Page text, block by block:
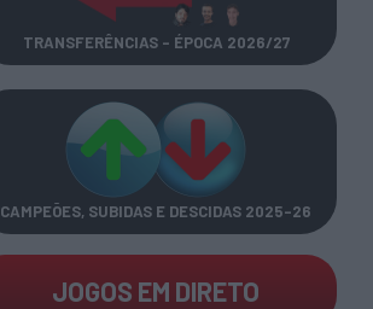
TRANSFERÊNCIAS - ÉPOCA 2026/27
CAMPEÕES, SUBIDAS E DESCIDAS 2025-26
JOGOS EM DIRETO